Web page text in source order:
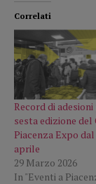
Correlati
Record di
sesta edizione del
Piacenza Expo dal
aprile
29 Marzo 2026
In "Eventi a